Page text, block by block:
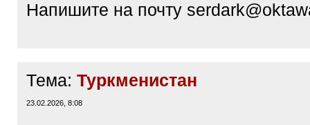
Напишите на почту
Тема: Туркменистан
23.02.2026, 8:08